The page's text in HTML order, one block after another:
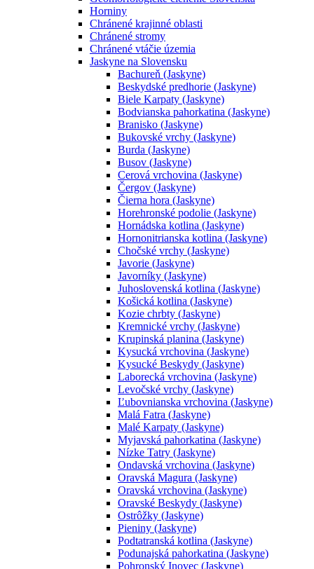
Horniny
Chránené krajinné oblasti
Chránené stromy
Chránené vtáčie územia
Jaskyne na Slovensku
Bachureň (Jaskyne)
Beskydské predhorie (Jaskyne)
Biele Karpaty (Jaskyne)
Bodvianska pahorkatina (Jaskyne)
Branisko (Jaskyne)
Bukovské vrchy (Jaskyne)
Burda (Jaskyne)
Busov (Jaskyne)
Cerová vrchovina (Jaskyne)
Čergov (Jaskyne)
Čierna hora (Jaskyne)
Horehronské podolie (Jaskyne)
Hornádska kotlina (Jaskyne)
Hornonitrianska kotlina (Jaskyne)
Chočské vrchy (Jaskyne)
Javorie (Jaskyne)
Javorníky (Jaskyne)
Juhoslovenská kotlina (Jaskyne)
Košická kotlina (Jaskyne)
Kozie chrbty (Jaskyne)
Kremnické vrchy (Jaskyne)
Krupinská planina (Jaskyne)
Kysucká vrchovina (Jaskyne)
Kysucké Beskydy (Jaskyne)
Laborecká vrchovina (Jaskyne)
Levočské vrchy (Jaskyne)
Ľubovnianska vrchovina (Jaskyne)
Malá Fatra (Jaskyne)
Malé Karpaty (Jaskyne)
Myjavská pahorkatina (Jaskyne)
Nízke Tatry (Jaskyne)
Ondavská vrchovina (Jaskyne)
Oravská Magura (Jaskyne)
Oravská vrchovina (Jaskyne)
Oravské Beskydy (Jaskyne)
Ostrôžky (Jaskyne)
Pieniny (Jaskyne)
Podtatranská kotlina (Jaskyne)
Podunajská pahorkatina (Jaskyne)
Pohronský Inovec (Jaskyne)